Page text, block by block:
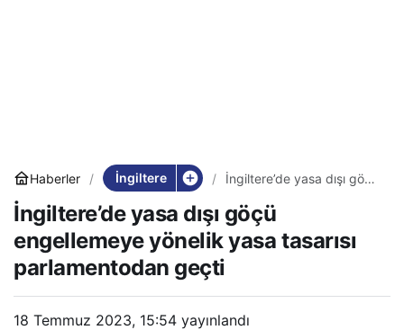
Haberler İngiltere
İngiltere’de yasa dışı göçü
tasarısı parlamentodan
geçti
İngiltere’de yasa dışı göçü
engellemeye yönelik yasa tasarısı
parlamentodan geçti
18 Temmuz 2023, 15:54 yayınlandı